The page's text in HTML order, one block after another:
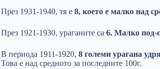
През 1931-1940, тя е 8, което е малко над
През 1921-1930, ураганите са 6. Малко под-
В периода 1911-1920, 8 големи урагана
Това е над средното за последните 100г.